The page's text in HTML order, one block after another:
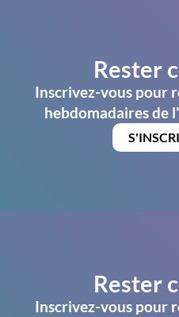
Rester
Inscrivez-vous pour
hebdomadaires de
Rester
Inscrivez-vous pour